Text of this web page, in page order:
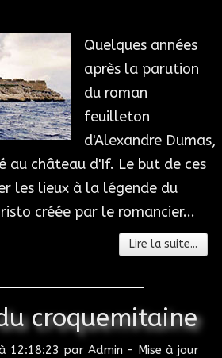
Quelques années
après la parution
du roman
feuilleton
d'Alexandre Dumas,
au château d'If. Le but de ces
les lieux à la légende du
créée par le romancier...
Lire la suite...
croquemitaine
12:18:23 par Admin - Mise à jour